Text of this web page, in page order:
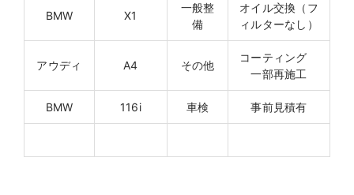
BMW X1
一般整
備
オイル交換（フ
ィルターなし）
アウディ A4 その他
コーティング
一部再施工
BMW 116i 車検 事前見積有